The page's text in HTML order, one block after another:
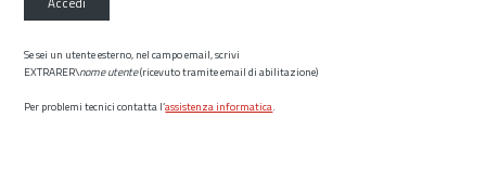
Se sei un utente esterno, nel campo email, scrivi
EXTRARER\nome utente(ricevuto tramite email di abilitazione)
Per problemi tecnici contatta l’assistenza informatica.